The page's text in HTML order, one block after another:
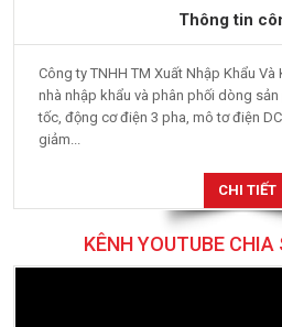
Thông tin
Công ty TNHH TM Xuất Nhập Khẩu Và
nhà nhập khẩu và phân phối dòng
tốc, động cơ điện 3 pha, mô tơ điện
giảm...
CHI TIẾT
KÊNH YOUTUBE